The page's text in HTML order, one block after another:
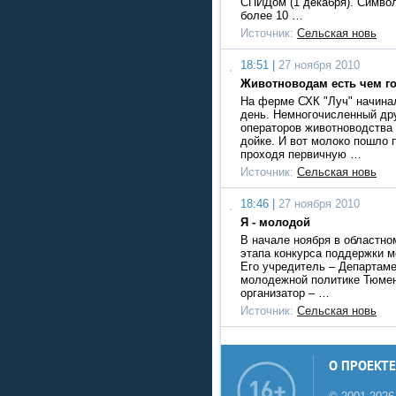
более 10 …
Источник: Сельская новь
18:51 |
27 ноября 2010
Животноводам есть чем
На ферме СХК "Луч"
день. Немногочисленный
операторов животноводства
дойке. И вот молоко пошло
проходя первичную …
Источник: Сельская новь
18:46 |
27 ноября 2010
Я - молодой
В начале ноября в
этапа конкурса поддержки
Его учредитель –
молодежной политике
организатор – …
Источник: Сельская новь
О ПРОЕКТЕ